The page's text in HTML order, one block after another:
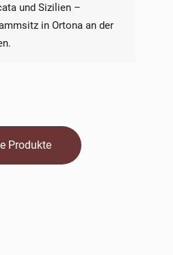
und Sizilien –
in Ortona an der
Produkte